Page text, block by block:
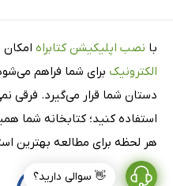
👋 سوالی دارید؟
با نصب اپلیکیشن کتابراه
الکترونیک برای شما فراهم
دستان شما قرار می‌گیرد. فرقی
استفاده کنید؛ کتابخانه شما
هر لحظه برای مطالعه بهترین